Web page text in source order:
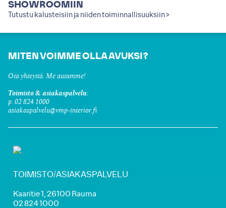
SHOWROOMIIN
Tutustu kalusteisiin ja niiden toiminnallisuuksiin >
MITEN VOIMME OLLA AVUKSI?
Ota yhteyttä. Me autamme!
Toimisto & asiakaspalvelu:
p. 02 824 1000
asiakaspalvelu@vmp-interior.fi
TOIMISTO/ASIAKASPALVELU
Kaaritie 1, 26100 Rauma
02 824 1000